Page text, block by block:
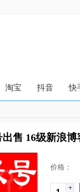
淘宝 抖音 快
售 16级新浪
价格：
+